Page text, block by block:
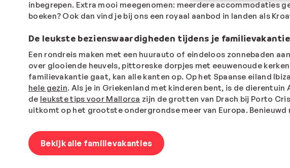
inbegrepen. Extra mooi meegenomen: meerdere accommodaties
boeken? Ook dan vind je bij ons een royaal aanbod in landen als
De leukste bezienswaardigheden tijdens je
Een rondreis maken met een huurauto of eindeloos zonnebaden
over glooiende heuvels, pittoreske dorpjes met eeuwenoude
familievakantie gaat, kan alle kanten op. Op het Spaanse eiland
hele gezin. Als je in Griekenland met kinderen bent, is de
de leukste tips voor Mallorca zijn de grotten van Drach bij Porto
uitkomt op het grootste ondergrondse meer van Europa.
Bekijk alle familievakanties